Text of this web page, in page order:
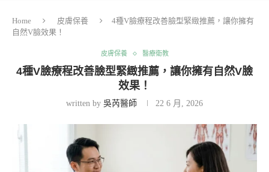
Home 皮膚保養
4種V臉療程改善臉型緊緻推薦，讓你擁有
自然V臉效果！
皮膚保養 醫療衛教
4種V臉療程改善臉型緊緻推薦，讓你擁有自然V臉
效果！
written by 吳芮醫師 22 6 月, 2026